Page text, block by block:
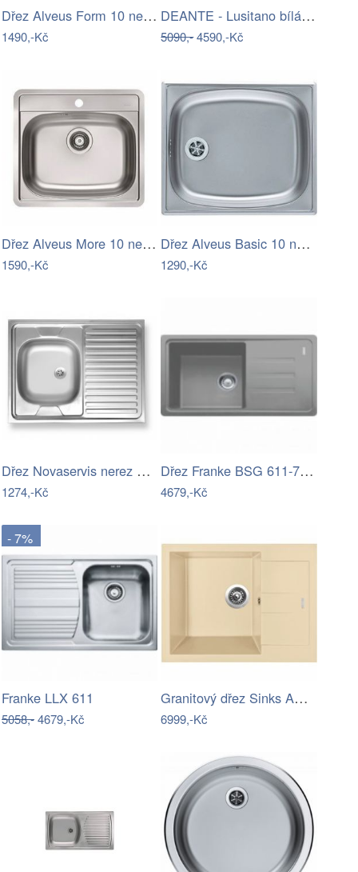
Dřez Alveus Form 10 nerez 1008987
1490,-Kč
DEANTE - Lusitano bílá - Keramický dřez…
5090,-4590,-Kč
Dřez Alveus More 10 nerez 1106813
1590,-Kč
Dřez Alveus Basic 10 nerez 1008694
1290,-Kč
Dřez Novaservis nerez DR60/80
1274,-Kč
Dřez Franke BSG 611-78/39 šedý kámen…
4679,-Kč
- 7%
Franke LLX 611
5058,-4679,-Kč
Granitový dřez Sinks AMANDA 650 Sahara
6999,-Kč